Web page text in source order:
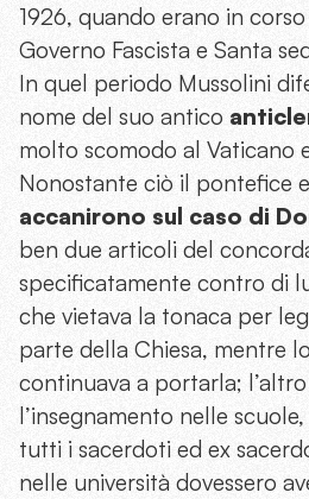
1926, quando erano in
Governo Fascista e Santa
In quel periodo Mussolini
nome del suo antico
molto scomodo al Vaticano
Nonostante ciò il pontefice
accanirono sul caso di
ben due articoli del
specificatamente contro di
che vietava la tonaca per
parte della Chiesa, mentre
continuava a portarla;
l’insegnamento nelle
tutti i sacerdoti ed ex
nelle università dovessero